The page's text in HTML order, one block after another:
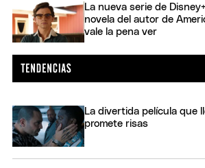
La nueva serie de
novela del autor de
vale la pena ver
La divertida película que
promete risas